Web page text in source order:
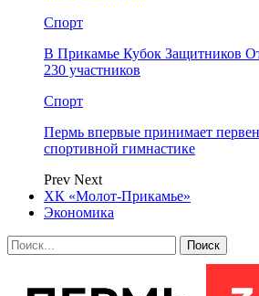
Спорт
В Прикамье Кубок Защитников
230 участников
Спорт
Пермь впервые принимает
спортивной гимнастике
Prev Next
ХК «Молот-Прикамье»
Экономика